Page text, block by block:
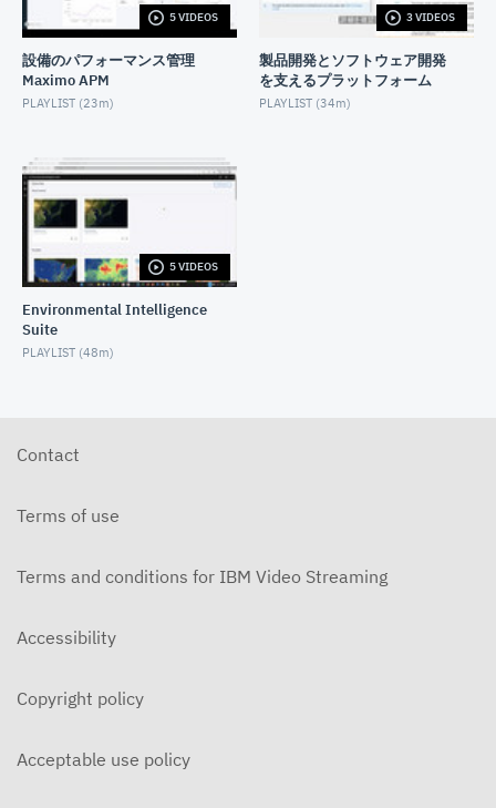
JUNE 26, 2023
5 VIDEOS
設備のパフォーマンス管理
Maximo APM
PLAYLIST (23m)
3 VIDEOS
製品開発とソフトウェア開発
を支えるプラットフォーム
PLAYLIST (34m)
5 VIDEOS
Environmental Intelligence
Suite
PLAYLIST (48m)
Contact
Terms of use
Terms and conditions for IBM Video Streaming
Accessibility
Copyright policy
Acceptable use policy